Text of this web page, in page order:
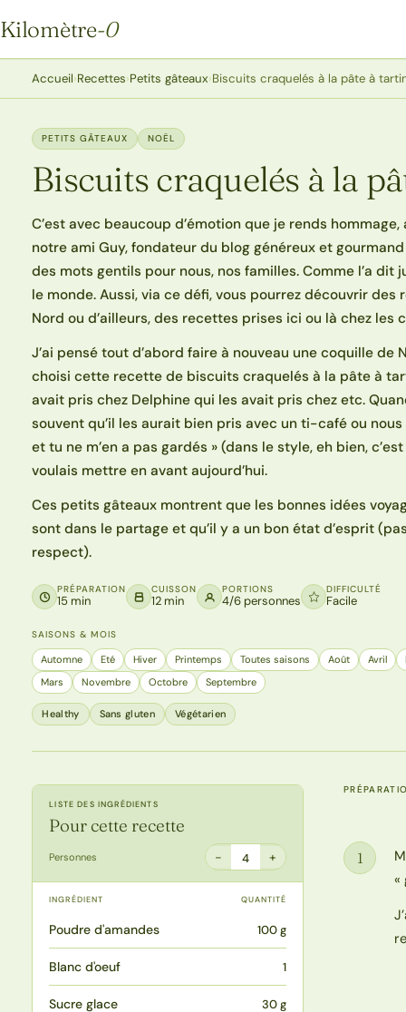
Kilomètre-0
Kilomètre-0
Accueil›Recettes›Petits gâteaux›Biscuits craquelés à la pâte à
PETITS GÂTEAUX NOËL
Biscuits craquelés à la
C’est avec beaucoup d’émotion que je rends
notre ami Guy, fondateur du blog généreux et gourmand
des mots gentils pour nous, nos familles. Comme l’a
le monde. Aussi, via ce défi, vous pourrez découvrir
Nord ou d’ailleurs, des recettes prises ici ou là chez les
J’ai pensé tout d’abord faire à nouveau une coquille de
choisi cette recette de biscuits craquelés à la pâte à
avait pris chez Delphine qui les avait pris chez etc.
souvent qu’il les aurait bien pris avec un ti-café ou
et tu ne m’en a pas gardés » (dans le style, eh bien,
voulais mettre en avant aujourd’hui.
Ces petits gâteaux montrent que les bonnes idées
sont dans le partage et qu’il y a un bon état d’esprit
respect).
PRÉPARATION
15 min
CUISSON
12 min
PORTIONS
4/6 personnes
DIFFICULTÉ
Facile
SAISONS & MOIS
Automne Eté Hiver Printemps Toutes saisons Août Avril
Mars
Novembre Octobre Septembre
Healthy Sans gluten Végétarien
LISTE DES INGRÉDIENTS
Pour cette recette
Personnes − 4 +
INGRÉDIENT QUANTITÉ
Poudre d'amandes 100 g
Blanc d'oeuf 1
Sucre glace 30 g
Étape
1
«